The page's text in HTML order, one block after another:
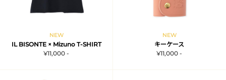
NEW
IL BISONTE × Mizuno T-SHIRT
¥11,000 -
NEW
キーケース
¥11,000 -